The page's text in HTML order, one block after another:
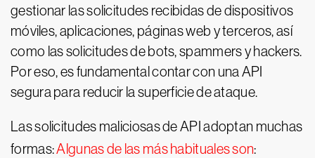
gestionar las solicitudes recibidas de dispositivos
móviles, aplicaciones, páginas web y terceros, así
como las solicitudes de bots, spammers y hackers.
Por eso, es fundamental contar con una API
segura para reducir la superficie de ataque.
Las solicitudes maliciosas de API adoptan muchas
formas:Algunas de las más habituales son: